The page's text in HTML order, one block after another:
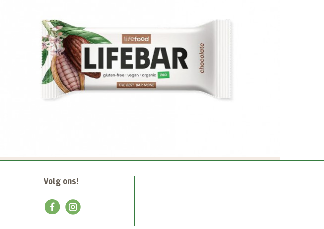
Volg ons!